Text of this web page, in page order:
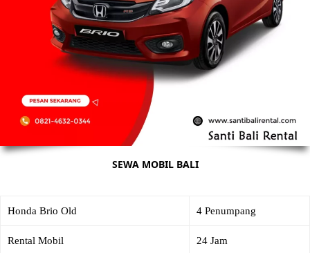
SEWA MOBIL BALI
Honda Brio Old 4 Penumpang
Rental Mobil 24 Jam